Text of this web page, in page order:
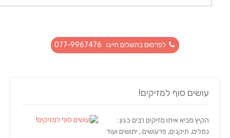
לפרסום בתשלום חייגו 077-9967476
עושים סוף למזיקים!
הקיץ מביא איתו מזיקים רבים כגון :
נמלים, תיקנים, פרעושים , יתושים ועוד